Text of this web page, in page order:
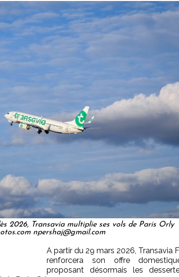
2026, Transavia multiplie ses vols de Paris Orly
npershaj@gmail.com
A partir du 29 mars 2026, Transavia
renforcera son offre
proposant désormais les